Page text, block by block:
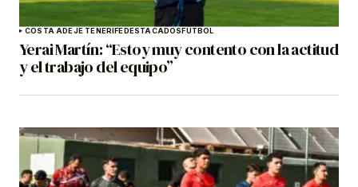
COSTA ADEJE TENERIFEDESTACADOSFÚTBOL
Yerai Martín: “Estoy muy contento con la actitud
y el trabajo del equipo”